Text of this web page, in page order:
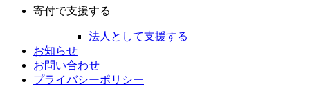
寄付で支援する
法人として支援する
お知らせ
お問い合わせ
プライバシーポリシー